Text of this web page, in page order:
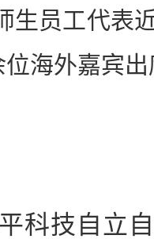
生员工代表
海外嘉宾
科技自立